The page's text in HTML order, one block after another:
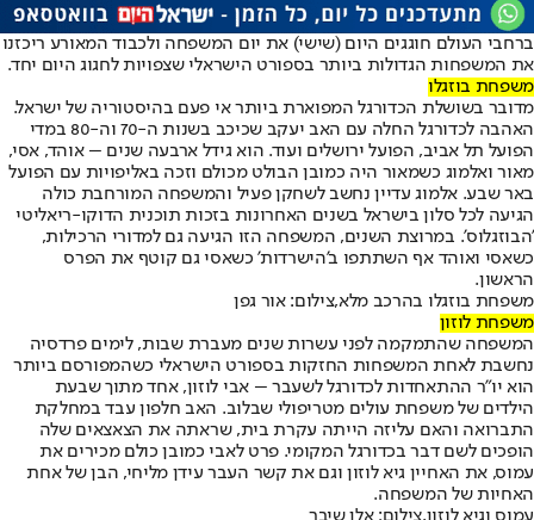
ברחבי העולם חוגגים היום (שישי) את יום המשפחה ולכבוד המאורע ריכזנו
את המשפחות הגדולות ביותר בספורט הישראלי שצפויות לחגוג היום יחד.
משפחת בוזגלו
מדובר בשושלת הכדורגל המפוארת ביותר אי פעם בהיסטוריה של ישראל.
האהבה לכדורגל החלה עם האב יעקב שכיכב בשנות ה-70 וה-80 במדי
הפועל תל אביב, הפועל ירושלים ועוד. הוא גידל ארבעה שנים – אוהד, אסי,
מאור ואלמוג כשמאור היה כמובן הבולט מכולם וזכה באליפויות עם הפועל
באר שבע. אלמוג עדיין נחשב לשחקן פעיל והמשפחה המורחבת כולה
הגיעה לכל סלון בישראל בשנים האחרונות בזכות תוכנית הדוקו-ריאליטי
'הבוזגלוס'. במרוצת השנים, המשפחה הזו הגיעה גם למדורי הרכילות,
כשאסי ואוהד אף השתתפו ב'הישרדות' כשאסי גם קוטף את הפרס
הראשון.
משפחת בוזגלו בהרכב מלא,צילום: אור גפן
משפחת לוזון
המשפחה שהתמקמה לפני עשרות שנים מעברת שבות, לימים פרדסיה
נחשבת לאחת המשפחות החזקות בספורט הישראלי כשהמפורסם ביותר
הוא יו"ר ההתאחדות לכדורגל לשעבר – אבי לוזון, אחד מתוך שבעת
הילדים של משפחת עולים מטריפולי שבלוב. האב חלפון עבד במחלקת
התברואה והאם עליזה הייתה עקרת בית, שראתה את הצאצאים שלה
הופכים לשם דבר בכדורגל המקומי. פרט לאבי כמובן כולם מכירים את
עמוס, את האחיין גיא לוזון וגם את קשר העבר עידן מליחי, הבן של אחת
האחיות של המשפחה.